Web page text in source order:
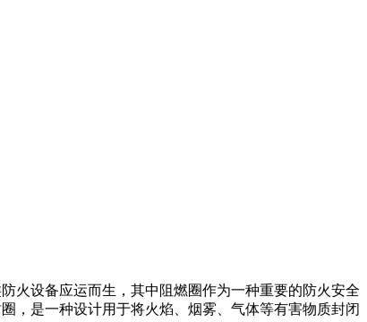
火设备应运而生，其中阻燃圈作为一种重要的防火安全
，是一种设计用于将火焰、烟雾、气体等有害物质封闭